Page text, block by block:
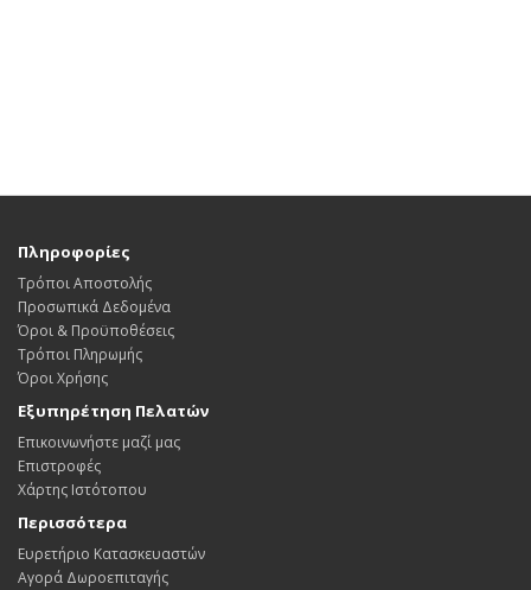
Πληροφορίες
Τρόποι Αποστολής
Προσωπικά Δεδομένα
Όροι & Προϋποθέσεις
Τρόποι Πληρωμής
Όροι Χρήσης
Εξυπηρέτηση Πελατών
Επικοινωνήστε μαζί μας
Επιστροφές
Χάρτης Ιστότοπου
Περισσότερα
Ευρετήριο Κατασκευαστών
Αγορά Δωροεπιταγής